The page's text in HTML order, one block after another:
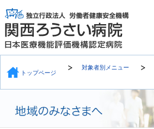
トップページ
対象者別メニュー